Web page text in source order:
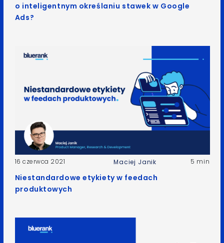
o inteligentnym określaniu stawek w Google
Ads?
16 czerwca 2021 Maciej Janik 5 min
Niestandardowe etykiety w feedach
produktowych